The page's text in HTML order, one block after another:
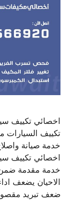
اخصائي تكييف
تكييف
خدمة صيانة
اخصائي تكييف
خدمة مقدمة
الاحيان يضعف
ضعف تبريد